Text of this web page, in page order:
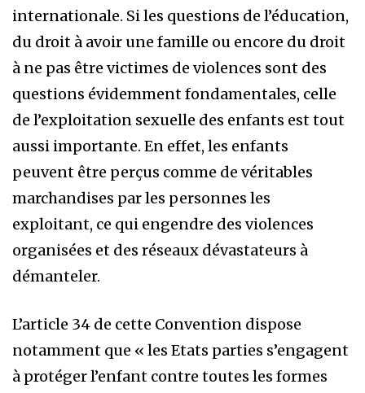
internationale. Si les questions de l’éducation,
du droit à avoir une famille ou encore du droit
à ne pas être victimes de violences sont des
questions évidemment fondamentales, celle
de l’exploitation sexuelle des enfants est tout
aussi importante. En effet, les enfants
peuvent être perçus comme de véritables
marchandises par les personnes les
exploitant, ce qui engendre des violences
organisées et des réseaux dévastateurs à
démanteler.
L’article 34 de cette Convention dispose
notamment que « les Etats parties s’engagent
à protéger l’enfant contre toutes les formes